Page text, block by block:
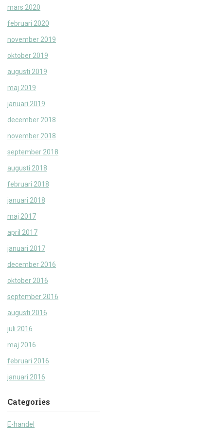
mars 2020
februari 2020
november 2019
oktober 2019
augusti 2019
maj 2019
januari 2019
december 2018
november 2018
september 2018
augusti 2018
februari 2018
januari 2018
maj 2017
april 2017
januari 2017
december 2016
oktober 2016
september 2016
augusti 2016
juli 2016
maj 2016
februari 2016
januari 2016
Categories
E-handel